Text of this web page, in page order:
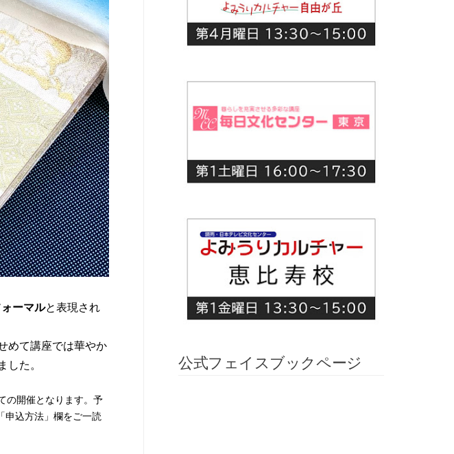
ーマルと表現され
めて講座では華やか
た。
の開催となります。予
申込方法」欄をご一読
公式フェイスブックページ